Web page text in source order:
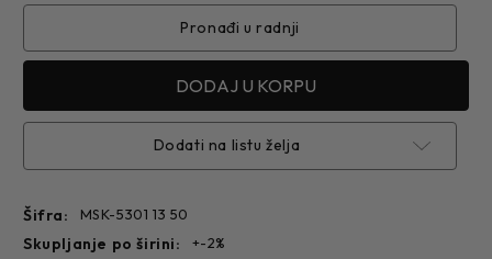
5301 5301
Pronađi u radnji
Dodati na listu želja
Šifra: MSK-5301 13 50
skupljanje po širini: +-2%